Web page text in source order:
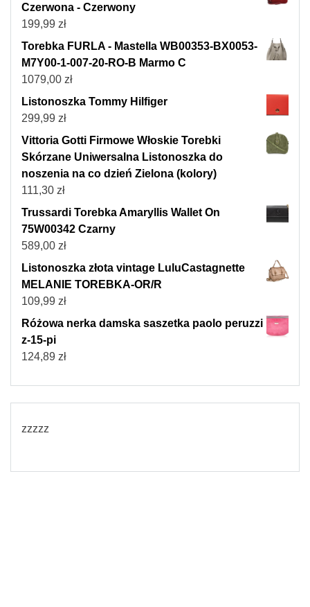
Czerwona - Czerwony
199,99 zł
Torebka FURLA - Mastella WB00353-BX0053-
M7Y00-1-007-20-RO-B Marmo C
1079,00 zł
Listonoszka Tommy Hilfiger
299,99 zł
Vittoria Gotti Firmowe Włoskie Torebki
Skórzane Uniwersalna Listonoszka do
noszenia na co dzień Zielona (kolory)
111,30 zł
Trussardi Torebka Amaryllis Wallet On
75W00342 Czarny
589,00 zł
Listonoszka złota vintage LuluCastagnette
MELANIE TOREBKA-OR/R
109,99 zł
Różowa nerka damska saszetka paolo peruzzi
z-15-pi
124,89 zł
zzzzz